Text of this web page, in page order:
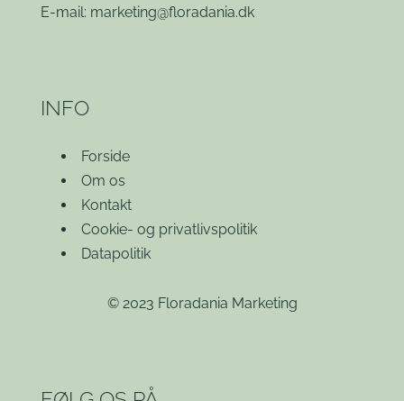
E-mail: marketing@floradania.dk
INFO
Forside
Om os
Kontakt
Cookie- og privatlivspolitik
Datapolitik
© 2023 Floradania Marketing